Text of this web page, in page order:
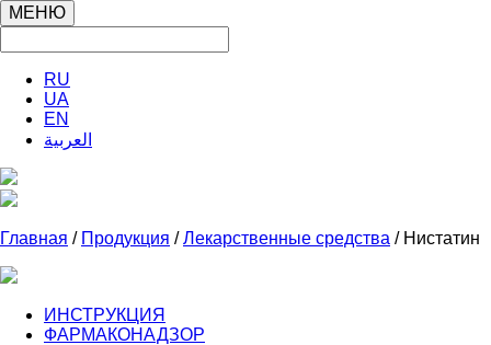
МЕНЮ
RU
UA
EN
العربية
Главная / Продукция /Лекарственные средства / Нистатин
ИНСТРУКЦИЯ
ФАРМАКОНАДЗОР